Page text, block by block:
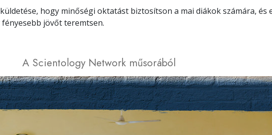
hogy minőségi oktatást biztosítson a mai diákok számára, és
jövőt teremtsen.
A Scientology Network műsorából